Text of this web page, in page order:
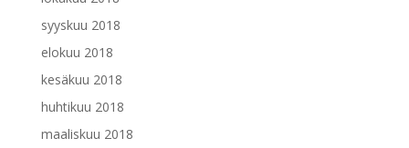
syyskuu 2018
elokuu 2018
kesäkuu 2018
huhtikuu 2018
maaliskuu 2018